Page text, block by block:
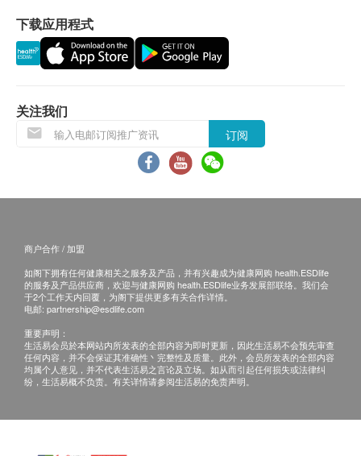
故当阁下身体出现任何疾病征兆时，应立即咨询有认可
资格的医生，作出诊断及治疗。
此计划必须经医护人员评估是否适合进行。若经评估
后，客户并不适合进行检查，将需支付评估费用
订购疫苗检查计划之服务条款及细则，敬请留意以下接
种须知：
对疫苗成份过敏之人士都不宜接受注射。
注射当天如有发烧或正服用抗生素，建议延迟注射。
如正服用药物，但不清楚能否接受该疫苗注射，建议先
查，方决定是否适合注射。
若经医护人员评估后，阁下并不适合进行疫苗注射，将
需支付医生诊症费用HK$350，差额将会退回。
免责声明：
所有健康检查/服务并非作为医务诊断或治疗用途。当阁
下身体健康出现任何疾病征兆时，应立即咨询有认可资
本服务/产品由商户提供。生活易【健康网购
下载应用程式
关注我们
订阅
商户合作 / 加盟
如阁下拥有任何健康相关之服务及产品，并有兴趣成为健康网购 health.ESDlife
的服务及产品供应商，欢迎与健康网购 health.ESDlife业务发展部联络。我们会
于2个工作天内回覆，为阁下提供更多有关合作详情。
电邮: partnership@esdlife.com
重要声明：
生活易会员於本网站内所发表的全部内容为即时更新，因此生活易不会预先审查
任何内容，并不会保证其准确性丶完整性及质量。此外，会员所发表的全部内容
均属个人意见，并不代表生活易之言论及立场。如从而引起任何损失或法律纠
纷，生活易概不负责。有关详情请参阅生活易的免责声明。